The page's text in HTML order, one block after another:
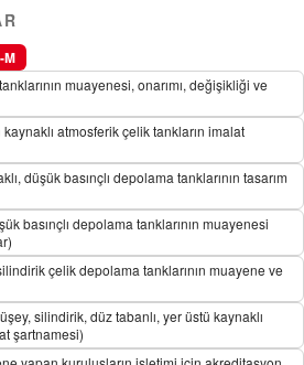
M
muayenesi, onarımı, değişikliği ve
atmosferik çelik tankların imalat
düşük basınçlı depolama tanklarının tasarım
basınçlı depolama tanklarının muayenesi
çelik depolama tanklarının muayene ve
silindirik, düz tabanlı, yer üstü kaynaklı
şartnamesi)